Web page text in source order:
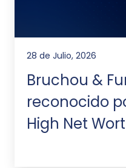
28 de Julio, 2026
Bruchou &
reconocido
High Net